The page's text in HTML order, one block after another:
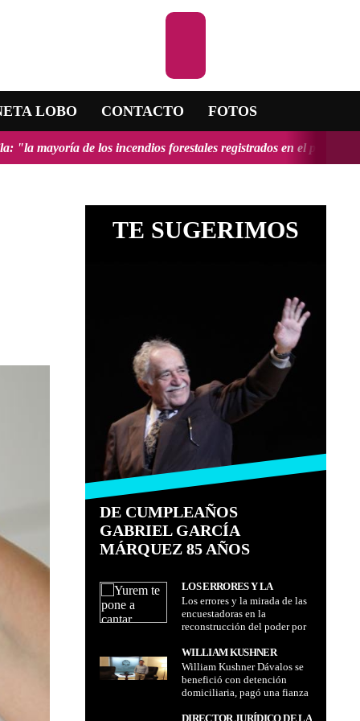
LOBO CONTACTO FOTOS
incendios forestales registrados en el país fueron provocados y
TE SUGERIMOS
DE CUMPLEAÑOS
GABRIEL GARCÍA
MÁRQUEZ 85 AÑOS
LOS ERRORES Y LA
MIRADA DE LAS
ENCUESTADORAS EN LA
RECONSTRUCCIÓN DEL
Los errores y la mirada de las
encuestadoras en la
reconstrucción del poder por
WILLIAM KUSHNER
DÁVALOS SE BENEFICIÓ
CON DETENCIÓN
DOMICILIARIA, PAGÓ UNA
FIANZA DE BS 50.000 Y
William Kushner Dávalos se
benefició con detención
domiciliaria, pagó una fianza
acudir al juzgado cada 15
DIRECTOR JURÍDICO DE LA